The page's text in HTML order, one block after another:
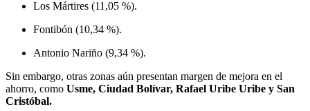
Los Mártires (11,05 %).
Fontibón (10,34 %).
Antonio Nariño (9,34 %).
Sin embargo, otras zonas aún presentan margen de mejora en el
ahorro, como Usme, Ciudad Bolívar, Rafael Uribe Uribe y San
Cristóbal.